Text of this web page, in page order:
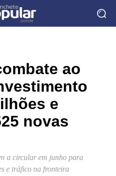
ao
e
novas
a circular em junho para
e tráfico na fronteira